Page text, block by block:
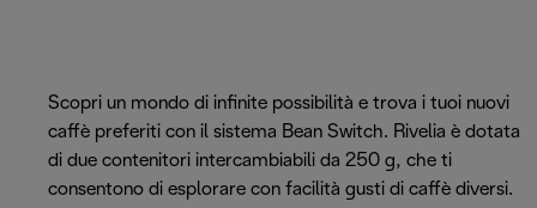
Scopri un mondo di infinite possibilità e trova i tuoi nuovi
caffè preferiti con il sistema Bean Switch. Rivelia è dotata
di due contenitori intercambiabili da 250 g, che ti
consentono di esplorare con facilità gusti di caffè diversi.